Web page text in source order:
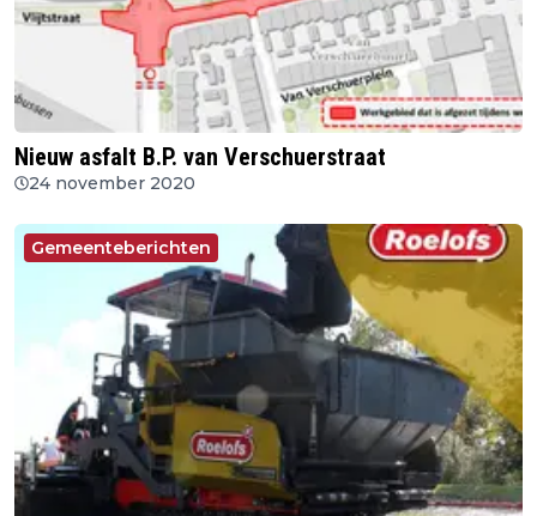
Nieuw asfalt B.P. van Verschuerstraat
24 november 2020
Gemeenteberichten